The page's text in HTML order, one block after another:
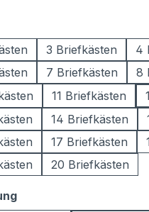
3 Briefkästen 4
7 Briefkästen 8
11 Briefkästen
14 Briefkästen
17 Briefkästen
20 Briefkästen
auswählen